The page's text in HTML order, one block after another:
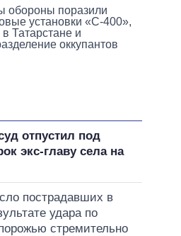
обороны поразили
установки «С-400»,
Татарстане и
оккупантов
отпустил под
экс-главу села на
пострадавших в
удара по
стремительно